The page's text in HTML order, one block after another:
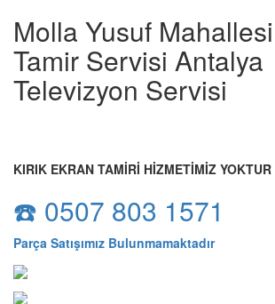
Molla Yusuf
Tamir Servisi Antalya
Televizyon Servisi
KIRIK EKRAN TAMİRİ HİZMETİMİZ YOKTUR
☎️ 0507 803 1571
Parça Satışımız Bulunmamaktadır